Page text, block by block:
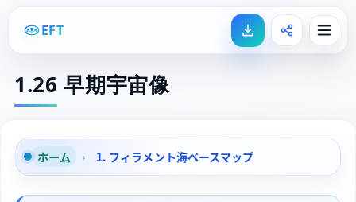
EFT
1.26 早期宇宙像
ホーム › 1. フィラメント海ベースマップ